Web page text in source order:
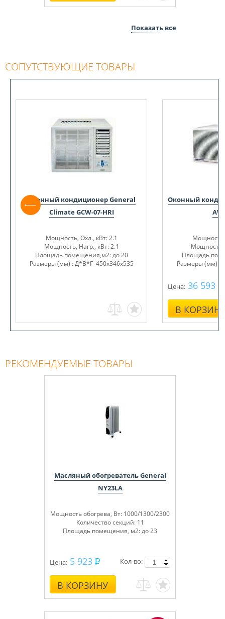
Показать все
СОПУТСТВУЮЩИЕ ТОВАРЫ
Оконный кондиционер SAMSUNG
AW05N0C
Мощность, Охл., кВт: 1.5
Мощность, Нагр., Вт: нет
Площадь помещения,м2: до 15
Оконный
Climate
Мощность,
Площадь
Цена: 19 800
В
РЕКОМЕНДУЕМЫЕ ТОВАРЫ
Масляный обогреватель General
NY23LA
Мощность обогрева, Вт: 1000/1300/2300
Количество секций: 11
Площадь помещения, м2: до 23
Цена: 5 923
В КОРЗИНУ
Кол-во: